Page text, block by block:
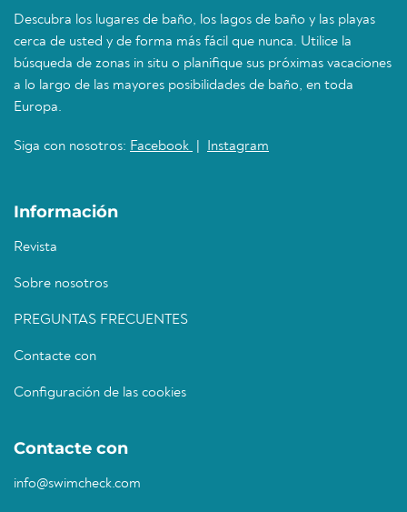
Descubra los lugares de baño, los lagos de baño y las playas
cerca de usted y de forma más fácil que nunca. Utilice la
búsqueda de zonas in situ o planifique sus próximas vacaciones
a lo largo de las mayores posibilidades de baño, en toda
Europa.
Siga con nosotros: Facebook Instagram
Información
Revista
Sobre nosotros
PREGUNTAS FRECUENTES
Contacte con
Configuración de las cookies
Contacte con
info@swimcheck.com